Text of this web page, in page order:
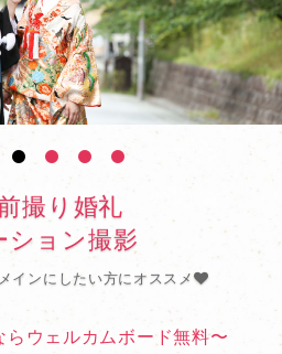
撮り婚礼
ション撮影
インにしたい方にオススメ
らウェルカムボード無料〜